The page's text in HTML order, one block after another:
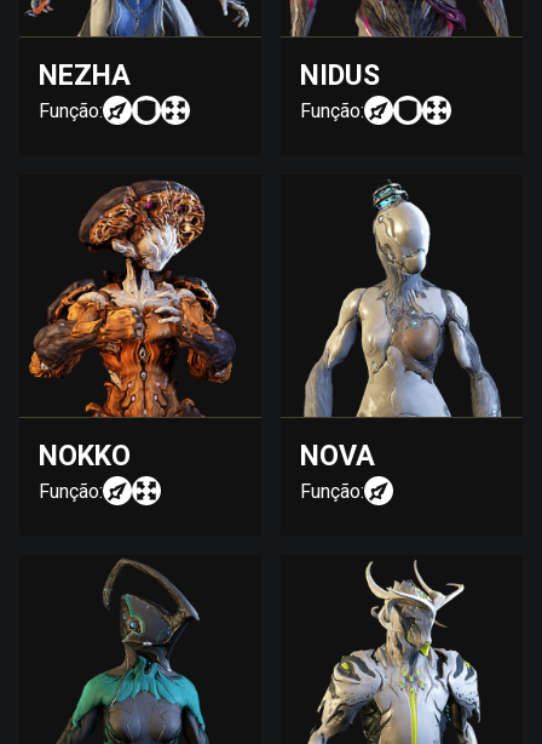
NEZHA
Função:
NIDUS
Função:
NOKKO
Função:
NOVA
Função: